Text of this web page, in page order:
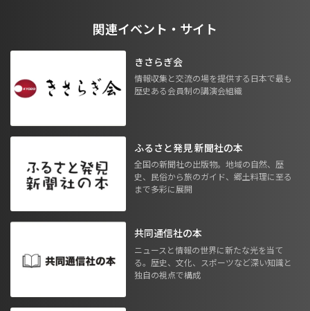
関連イベント・サイト
きさらぎ会
情報収集と交流の場を提供する日本で最も
歴史ある会員制の講演会組織
ふるさと発見 新聞社の本
全国の新聞社の出版物。地域の自然、歴
史、民俗から旅のガイド、郷土料理に至る
まで多彩に展開
共同通信社の本
ニュースと情報の世界に新たな光を当て
る。歴史、文化、スポーツなど深い知識と
独自の視点で構成